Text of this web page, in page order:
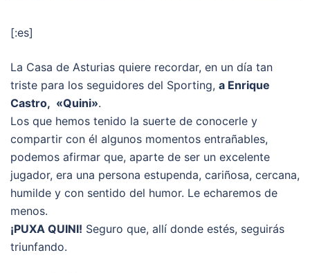
[:es]
La Casa de Asturias quiere recordar, en un día tan
triste para los seguidores del Sporting, a Enrique
Castro, «Quini».
Los que hemos tenido la suerte de conocerle y
compartir con él algunos momentos entrañables,
podemos afirmar que, aparte de ser un excelente
jugador, era una persona estupenda, cariñosa, cercana,
humilde y con sentido del humor. Le echaremos de
menos.
¡PUXA QUINI! Seguro que, allí donde estés, seguirás
triunfando.